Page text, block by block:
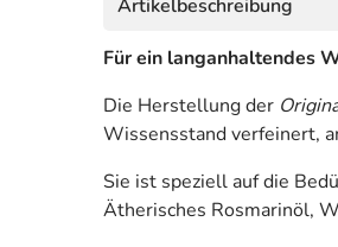
Artikelbeschreibung
Für ein langanhaltendes
Die Herstellung der
Wissensstand verfeinert,
Sie ist speziell auf die
Ätherisches Rosmarinöl,